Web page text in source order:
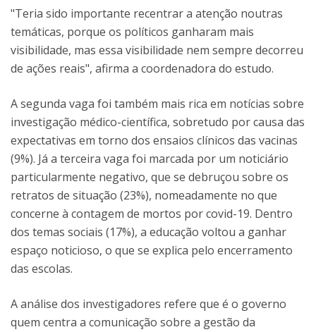
"Teria sido importante recentrar a atenção noutras
temáticas, porque os políticos ganharam mais
visibilidade, mas essa visibilidade nem sempre decorreu
de ações reais", afirma a coordenadora do estudo.
A segunda vaga foi também mais rica em notícias sobre
investigação médico-científica, sobretudo por causa das
expectativas em torno dos ensaios clínicos das vacinas
(9%). Já a terceira vaga foi marcada por um noticiário
particularmente negativo, que se debruçou sobre os
retratos de situação (23%), nomeadamente no que
concerne à contagem de mortos por covid-19. Dentro
dos temas sociais (17%), a educação voltou a ganhar
espaço noticioso, o que se explica pelo encerramento
das escolas.
A análise dos investigadores refere que é o governo
quem centra a comunicação sobre a gestão da